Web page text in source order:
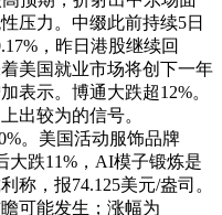
压力。中缀此前持续5日
，昨日港股继续回
美国就业市场将创下一年
表示。博通大跌超12%。
出较为的信号。
。美国活动服饰品牌
大跌11%，AI模子锻炼是
称，报74.125美元/盎司。
可能发生；涨幅为